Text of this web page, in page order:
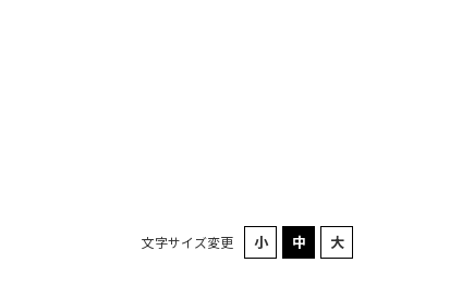
文字サイズ変更